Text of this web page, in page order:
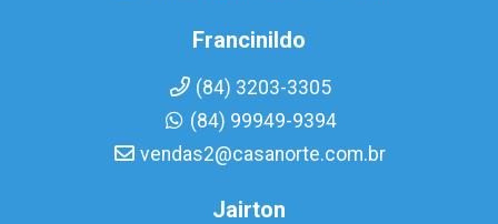
Francinildo
(84) 3203-3305
(84) 99949-9394
vendas2@casanorte.com.br
Jairton